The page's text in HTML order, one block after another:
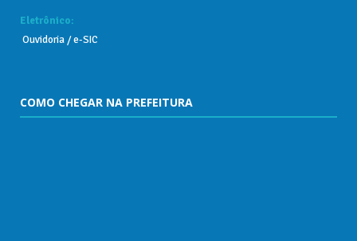
Eletrônico:
Ouvidoria /e-SIC
COMO CHEGAR NA PREFEITURA